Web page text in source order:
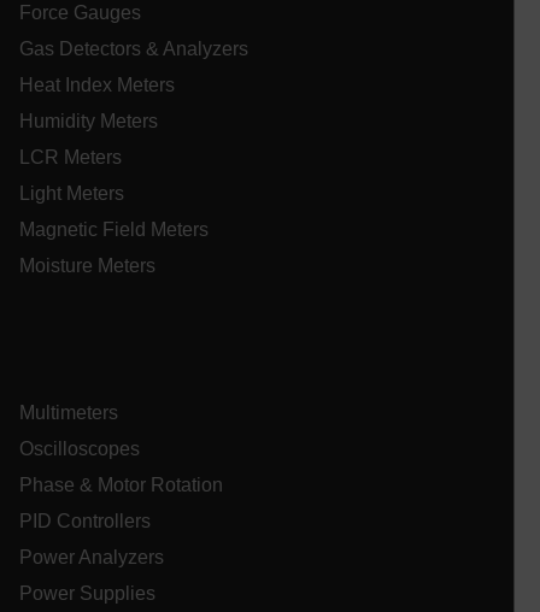
Force Gauges
Gas Detectors & Analyzers
Heat Index Meters
Humidity Meters
LCR Meters
Light Meters
Magnetic Field Meters
Moisture Meters
Multimeters
Oscilloscopes
Phase & Motor Rotation
PID Controllers
Power Analyzers
Power Supplies
.AspNetCore.OpenIdConnect.Nonce.[-